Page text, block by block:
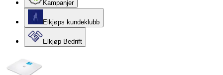
Kampanjer
Elkjøps kundeklubb
Elkjøp Bedrift